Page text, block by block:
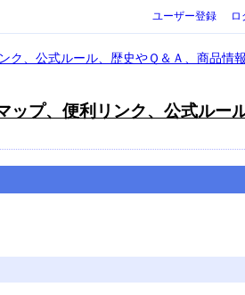
ユーザー登録 ロ
、公式ルール、歴史やＱ＆Ａ、商品情
プ、便利リンク、公式ルー